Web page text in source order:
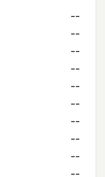
--
--
--
--
--
--
--
--
--
--